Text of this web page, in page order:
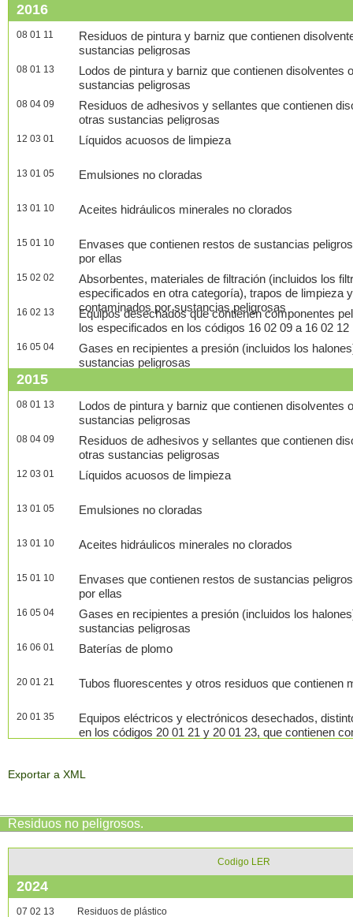
2016
08 01 11
Residuos de pintura y barniz que contienen
sustancias peligrosas
08 01 13
Lodos de pintura y barniz que contienen disolventes
sustancias peligrosas
08 04 09
Residuos de adhesivos y sellantes que contienen
otras sustancias peligrosas
12 03 01 Líquidos acuosos de limpieza
13 01 05 Emulsiones no cloradas
13 01 10 Aceites hidráulicos minerales no clorados
15 01 10
Envases que contienen restos de sustancias
por ellas
15 02 02
Absorbentes, materiales de filtración (incluidos los
especificados en otra categoría), trapos de limpieza
contaminados por sustancias peligrosas
16 02 13
Equipos desechados que contienen componentes
los especificados en los códigos 16 02 09 a 16 02 12
16 05 04
Gases en recipientes a presión (incluidos los
sustancias peligrosas
2015
08 01 13
Lodos de pintura y barniz que contienen disolventes
sustancias peligrosas
08 04 09
Residuos de adhesivos y sellantes que contienen
otras sustancias peligrosas
12 03 01 Líquidos acuosos de limpieza
13 01 05 Emulsiones no cloradas
13 01 10 Aceites hidráulicos minerales no clorados
15 01 10
Envases que contienen restos de sustancias
por ellas
16 05 04
Gases en recipientes a presión (incluidos los
sustancias peligrosas
16 06 01 Baterías de plomo
20 01 21 Tubos fluorescentes y otros residuos que contienen
20 01 35
Equipos eléctricos y electrónicos desechados,
en los códigos 20 01 21 y 20 01 23, que contienen
Exportar a XML
Residuos no peligrosos.
Codigo LER
2024
07 02 13 Residuos de plástico